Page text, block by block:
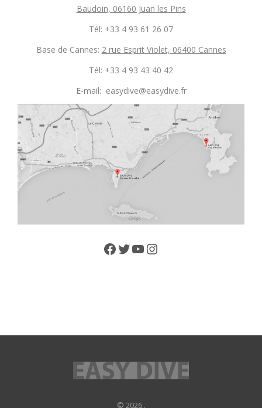
Baudoin, 06160 Juan les Pins
Tél: +33 4 93 61 26 07
Base de Cannes: 2 rue Esprit Violet, 06400 Cannes
Tél: +33 4 93 43 40 42
E-mail: easydive@easydive.fr
Facebook
Twitter
YouTube
Instagram
© 2026 .